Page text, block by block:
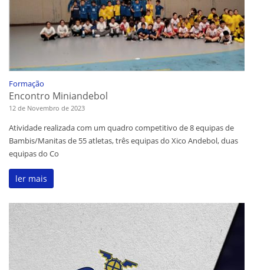
Formação
Encontro Miniandebol
12 de Novembro de 2023
Atividade realizada com um quadro competitivo de 8 equipas de
Bambis/Manitas de 55 atletas, três equipas do Xico Andebol, duas
equipas do Co
ler mais